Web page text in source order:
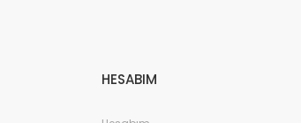
HESABIM